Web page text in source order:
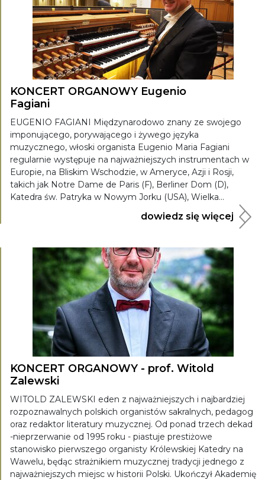
KONCERT ORGANOWY Eugenio
Fagiani
EUGENIO FAGIANI Międzynarodowo znany ze swojego
imponującego, porywającego i żywego języka
muzycznego, włoski organista Eugenio Maria Fagiani
regularnie występuje na najważniejszych instrumentach w
Europie, na Bliskim Wschodzie, w Ameryce, Azji i Rosji,
takich jak Notre Dame de Paris (F), Berliner Dom (D),
Katedra św. Patryka w Nowym Jorku (USA), Wielka...
dowiedz się więcej
KONCERT ORGANOWY - prof. Witold
Zalewski
WITOLD ZALEWSKI eden z najważniejszych i najbardziej
rozpoznawalnych polskich organistów sakralnych, pedagog
oraz redaktor literatury muzycznej. Od ponad trzech dekad
-nieprzerwanie od 1995 roku - piastuje prestiżowe
stanowisko pierwszego organisty Królewskiej Katedry na
Wawelu, będąc strażnikiem muzycznej tradycji jednego z
najważniejszych miejsc w historii Polski. Ukończył Akademię